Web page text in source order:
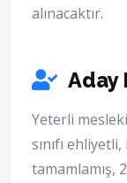
alınacaktır.
Aday
Yeterli
sınıfı
tamamlamış,